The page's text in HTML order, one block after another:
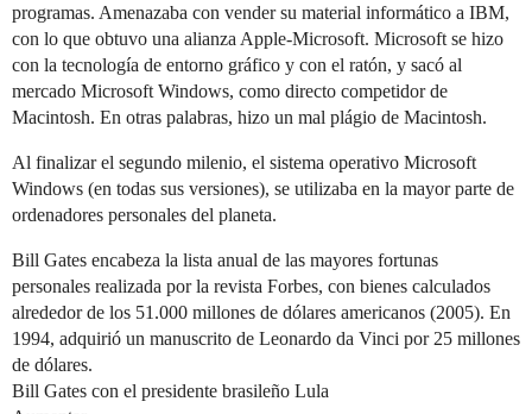
programas. Amenazaba con vender su material informático a IBM,
con lo que obtuvo una alianza Apple-Microsoft. Microsoft se hizo
con la tecnología de entorno gráfico y con el ratón, y sacó al
mercado Microsoft Windows, como directo competidor de
Macintosh. En otras palabras, hizo un mal plágio de Macintosh.
Al finalizar el segundo milenio, el sistema operativo Microsoft
Windows (en todas sus versiones), se utilizaba en la mayor parte de
ordenadores personales del planeta.
Bill Gates encabeza la lista anual de las mayores fortunas
personales realizada por la revista Forbes, con bienes calculados
alrededor de los 51.000 millones de dólares americanos (2005). En
1994, adquirió un manuscrito de Leonardo da Vinci por 25 millones
de dólares.
Bill Gates con el presidente brasileño Lula